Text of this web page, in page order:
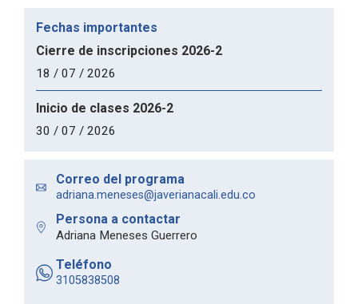
Fechas importantes
Cierre de inscripciones 2026-2
18 / 07 / 2026
Inicio de clases 2026-2
30 / 07 / 2026
Correo del programa
adriana.meneses@javerianacali.edu.co
Persona a contactar
Adriana Meneses Guerrero
Teléfono
3105838508